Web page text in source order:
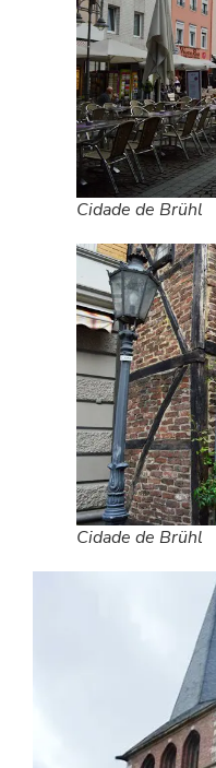
Cidade de Brühl
Cidade de Brühl